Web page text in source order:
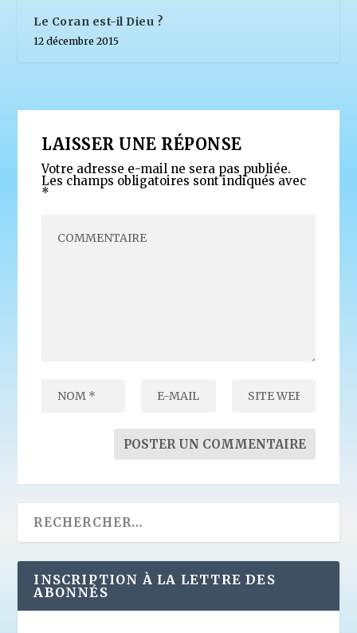
Le Coran est-il Dieu ?
12 décembre 2015
LAISSER UNE RÉPONSE
Votre adresse e-mail ne sera pas publiée.
Les champs obligatoires sont indiqués avec
*
INSCRIPTION À LA LETTRE DES
ABONNÉS